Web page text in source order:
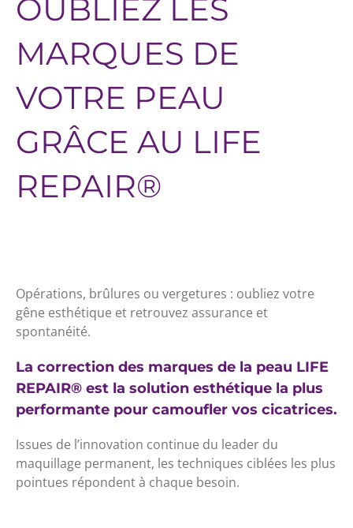
OUBLIEZ LES
MARQUES DE
VOTRE PEAU
GRÂCE AU LIFE
REPAIR®
Opérations, brûlures ou vergetures : oubliez votre
gêne esthétique et retrouvez assurance et
spontanéité.
La correction des marques de la peau LIFE
REPAIR® est la solution esthétique la plus
performante pour camoufler vos cicatrices.
Issues de l’innovation continue du leader du
maquillage permanent, les techniques ciblées les plus
pointues répondent à chaque besoin.